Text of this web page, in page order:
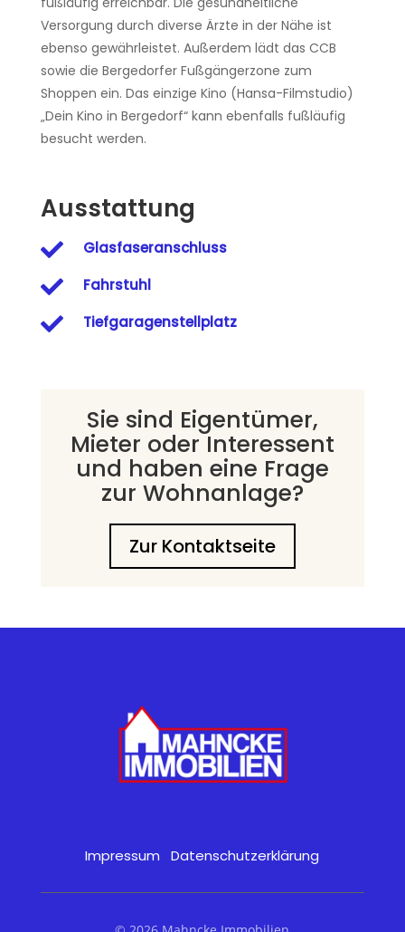
Versorgung durch diverse Ärzte in der Nähe ist
ebenso gewährleistet. Außerdem lädt das CCB
sowie die Bergedorfer Fußgängerzone zum
Shoppen ein. Das einzige Kino (Hansa-Filmstudio)
„Dein Kino in Bergedorf“ kann ebenfalls fußläufig
besucht werden.
Ausstattung
 Glasfaseranschluss
 Fahrstuhl
 Tiefgaragenstellplatz
Sie sind Eigentümer,
Mieter oder Interessent
und haben eine Frage
zur Wohnanlage?
Zur Kontaktseite
Impressum Datenschutzerklärung